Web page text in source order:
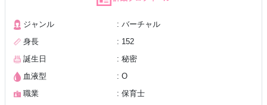
ジャンル
: バーチャル
身長
: 152
誕生日
: 秘密
血液型
: O
職業
: 保育士